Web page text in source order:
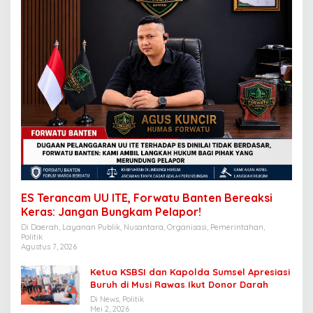
ES Terancam UU ITE, Forwatu Banten Bereaksi
Keras: Jangan Bungkam Pelapor!
Di Daerah, Layanan Publik, Nusantara, Organisasi, Pemerintahan,
Politik
Agustus 7, 2026
Ketua KSBSI dan Kapolda Sumsel Apresiasi
Buruh di Musi Rawas Ikut Donor Darah
Di News, Politik
Mei 2, 2026